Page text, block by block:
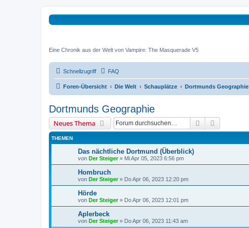
Eine Chronik aus der Welt von Vampire: The Masquerade V5
Schnellzugriff FAQ
Foren-Übersicht Die Welt Schauplätze Dortmunds Geographie
Dortmunds Geographie
Neues Thema Suche
THEMEN
Das nächtliche Dortmund (Überblick)
von Der Steiger» Mi Apr 05, 2023 6:56 pm
Hombruch
von Der Steiger» Do Apr 06, 2023 12:20 pm
Hörde
von Der Steiger» Do Apr 06, 2023 12:01 pm
Aplerbeck
von Der Steiger» Do Apr 06, 2023 11:43 am